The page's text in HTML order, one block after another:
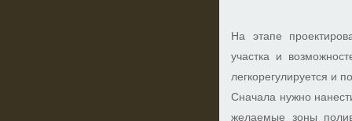
На этапе
участка и
легкорегулируется и
Сначала нужно
желаемые зоны